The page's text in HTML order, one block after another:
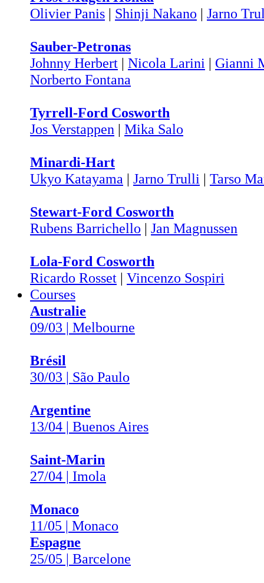
Olivier Panis | Shinji Nakano | Jarno
Sauber-Petronas
Johnny Herbert | Nicola Larini | Gianni
Norberto Fontana
Tyrrell-Ford Cosworth
Jos Verstappen | Mika Salo
Minardi-Hart
Ukyo Katayama | Jarno Trulli | Tarso
Stewart-Ford Cosworth
Rubens Barrichello | Jan Magnussen
Lola-Ford Cosworth
Ricardo Rosset | Vincenzo Sospiri
Courses
Australie
09/03 | Melbourne
Brésil
30/03 | São Paulo
Argentine
13/04 | Buenos Aires
Saint-Marin
27/04 | Imola
Monaco
11/05 | Monaco
Espagne
25/05 | Barcelone